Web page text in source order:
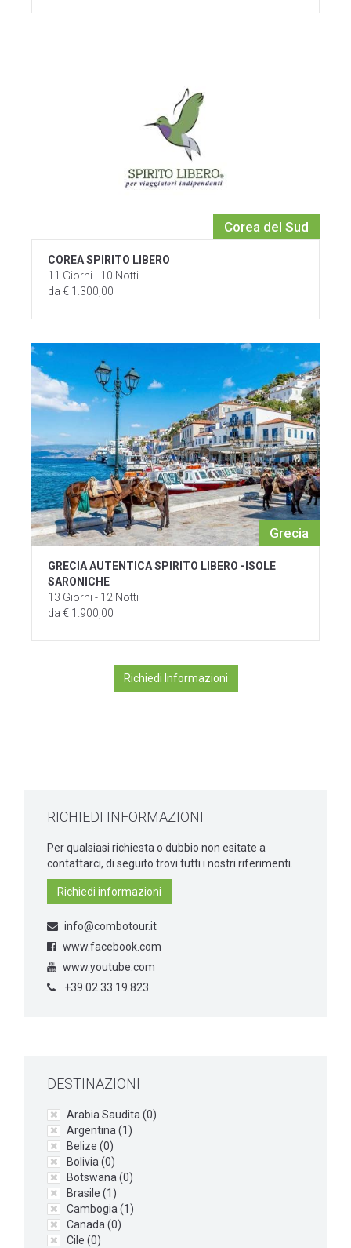
Corea del Sud
COREA SPIRITO LIBERO
11 Giorni - 10 Notti
da € 1.300,00
Grecia
GRECIA AUTENTICA SPIRITO LIBERO -ISOLE
SARONICHE
13 Giorni - 12 Notti
da € 1.900,00
Richiedi Informazioni
RICHIEDI INFORMAZIONI
Per qualsiasi richiesta o dubbio non esitate a
contattarci, di seguito trovi tutti i nostri riferimenti.
Richiedi informazioni
info@combotour.it
www.facebook.com
www.youtube.com
+39 02.33.19.823
DESTINAZIONI
Arabia Saudita (0)
Argentina (1 )
Belize (0)
Bolivia (0)
Botswana (0)
Brasile (1 )
Cambogia (1 )
Canada (0)
Cile (0)